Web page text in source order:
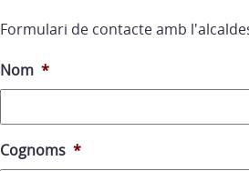
Formulari de contacte amb
Nom *
Cognoms *